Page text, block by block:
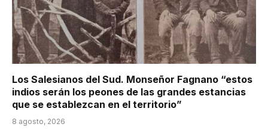
Los Salesianos del Sud. Monseñor Fagnano “estos
indios serán los peones de las grandes estancias
que se establezcan en el territorio”
8 agosto, 2026